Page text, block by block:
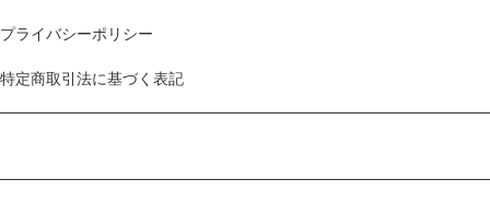
プライバシーポリシー
特定商取引法に基づく表記